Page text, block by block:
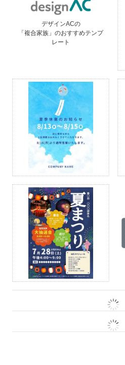
デザインACの
「複合家族」のおすすめテンプ
レート